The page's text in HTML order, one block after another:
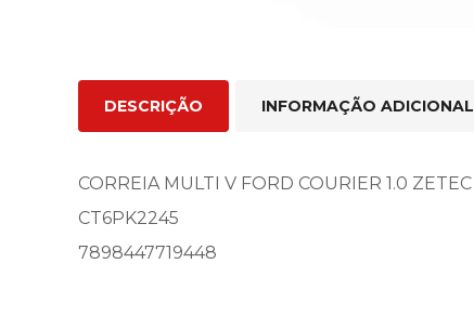
DESCRIÇÃO INFORMAÇÃO ADICIONAL
CORREIA MULTI V FORD COURIER 1.0 ZETEC
CT6PK2245
7898447719448